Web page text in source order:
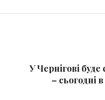
У Чернігові
– сьогодні